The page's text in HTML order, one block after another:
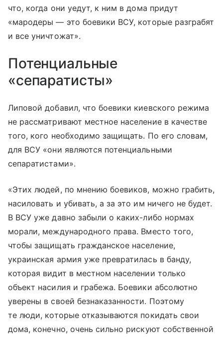
что, когда они уедут, к ним в дома придут
«мародеры — это боевики ВСУ, которые разграбят
и все уничтожат».
Потенциальные
«сепаратисты»
Липовой добавил, что боевики киевского режима
не рассматривают местное население в качестве
того, кого необходимо защищать. По его словам,
для ВСУ «они являются потенциальными
сепаратистами».
«Этих людей, по мнению боевиков, можно грабить,
насиловать и убивать, а за это им ничего не будет.
В ВСУ уже давно забыли о каких-либо нормах
морали, международного права. Вместо того,
чтобы защищать гражданское население,
украинская армия уже превратилась в банду,
которая видит в местном населении только
объект насилия и грабежа. Боевики абсолютно
уверены в своей безнаказанности. Поэтому
те люди, которые отказываются покидать свои
дома, конечно, очень сильно рискуют собственной